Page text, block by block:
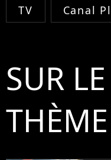
TV Canal
SUR
THÈME